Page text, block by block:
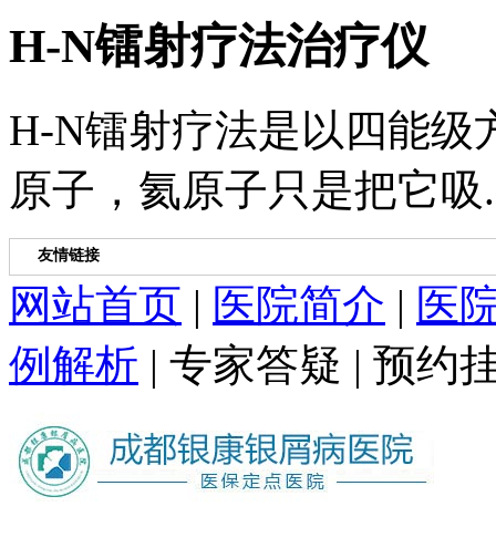
H-N镭射疗法治疗仪
H-N镭射疗法是以四能级
原子，氦原子只是把它吸
友情链接
网站首页 | 医院简介 | 医
例解析 | 专家答疑 | 预约